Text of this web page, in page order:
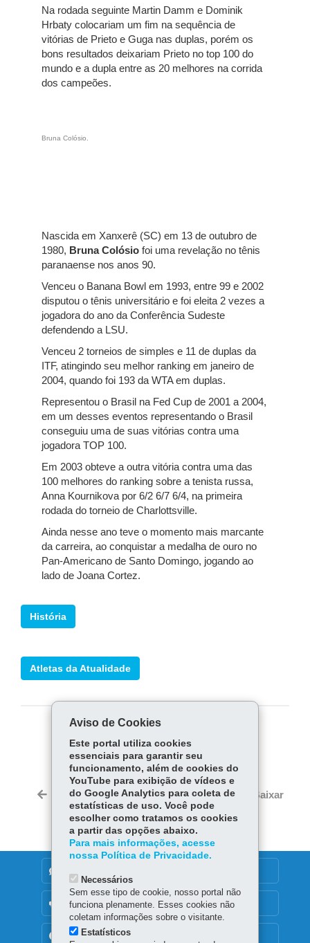
Na rodada seguinte Martin Damm e Dominik
Hrbaty colocariam um fim na sequência de
vitórias de Prieto e Guga nas duplas, porém os
bons resultados deixariam Prieto no top 100 do
mundo e a dupla entre as 20 melhores na corrida
dos campeões.
Bruna Colósio.
Nascida em Xanxerê (SC) em 13 de outubro de
1980, Bruna Colósio foi uma revelação no tênis
paranaense nos anos 90.
Venceu o Banana Bowl em 1993, entre 99 e 2002
disputou o tênis universitário e foi eleita 2 vezes a
jogadora do ano da Conferência Sudeste
defendendo a LSU.
Venceu 2 torneios de simples e 11 de duplas da
ITF, atingindo seu melhor ranking em janeiro de
2004, quando foi 193 da WTA em duplas.
Representou o Brasil na Fed Cup de 2001 a 2004,
em um desses eventos representando o Brasil
conseguiu uma de suas vitórias contra uma
jogadora TOP 100.
Em 2003 obteve a outra vitória contra uma das
100 melhores do ranking sobre a tenista russa,
Anna Kournikova por 6/2 6/7 6/4, na primeira
rodada do torneio de Charlottsville.
Ainda nesse ano teve o momento mais marcante
da carreira, ao conquistar a medalha de ouro no
Pan-Americano de Santo Domingo, jogando ao
lado de Joana Cortez.
História
Atletas da Atualidade
Fa
ce
bo
ok
Tw
itt
er
ha
ts
Ap
p
Voltar Início Imprimir Baixar
OUVIDORIA
TRANSPARÊNCIA INSTITUCIONAL
Aviso de Cookies
Este portal utiliza cookies
essenciais para garantir seu
funcionamento, além de cookies do
YouTube para exibição de vídeos e
do Google Analytics para coleta de
estatísticas de uso. Você pode
escolher como tratamos os cookies
a partir das opções abaixo.
Para mais informações, acesse
nossa Política de Privacidade.
Necessários
Sem esse tipo de cookie, nosso portal não
funciona plenamente. Esses cookies não
coletam informações sobre o visitante.
Estatísticos